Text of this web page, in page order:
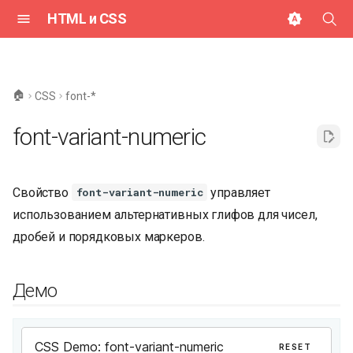
HTML и CSS
ц
а
л
🏠 CSS font-*
font-variant-numeric
Свойство font-variant-numeric управляет
использованием альтернативных глифов для чисел,
дробей и порядковых маркеров.
Демо